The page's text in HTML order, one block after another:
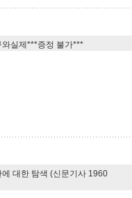
실제***증정 불가***
대한 탐색 (신문기사 1960